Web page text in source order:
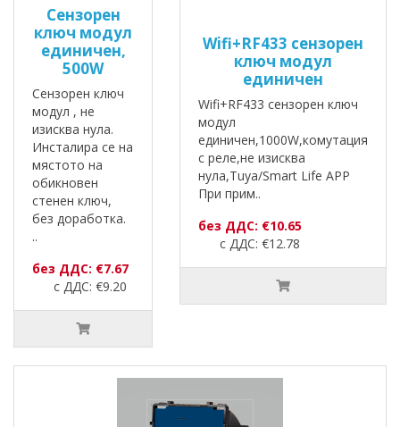
Сензорен
ключ модул
единичен,
500W
Сензорен ключ
модул , не
изисква нула.
Инсталира се на
мястото на
обикновен
стенен ключ,
без доработка.
..
без ДДС: €7.67
с ДДС: €9.20
Wifi+RF433 сензорен
ключ модул
единичен
Wifi+RF433 сензорен ключ
модул
единичен,1000W,комутация
с реле,не изисква
нула,Tuya/Smart Life APP
При прим..
без ДДС: €10.65
с ДДС: €12.78